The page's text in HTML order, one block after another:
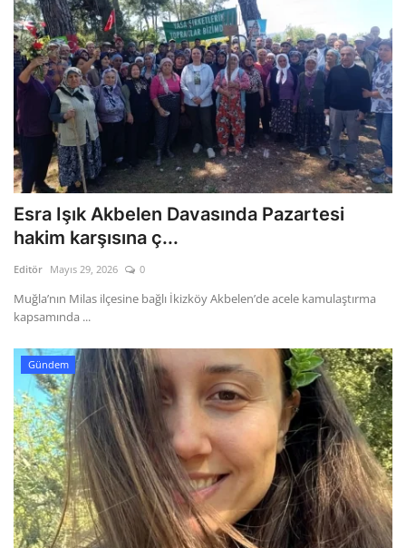
Turizm
Siyaset
Bodrum Nöbetçi Eczaneler
Köşe Yazarları
Spor
Kültür Sanat Tarih
Sağlık
Ekonomi
Gündem
Dünya
Esra Işık Akbelen Davasında Pazartesi
hakim karşısına ç...
Editör Mayıs 29, 2026 0
Muğla’nın Milas ilçesine bağlı İkizköy Akbelen’de acele kamulaştırma
kapsamında ...
Gündem